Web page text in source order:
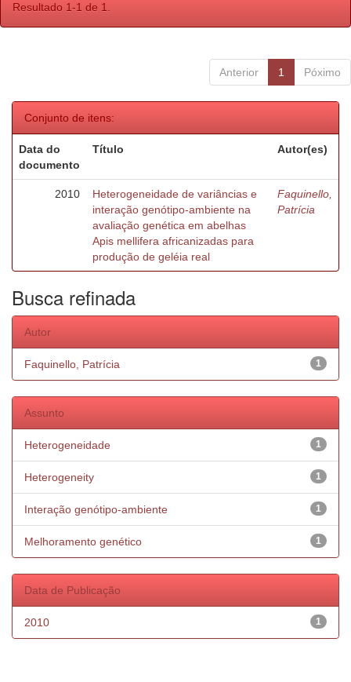
Resultado 1-1 de 1.
Anterior 1 Póximo
Conjunto de itens:
Data do
documento
Título Autor(es)
2010
Heterogeneidade de variâncias e
interação genótipo-ambiente na
avaliação genética em abelhas
Apis mellifera africanizadas para
produção de geléia real
Faquinello,
Patrícia
Busca refinada
Autor
1
Faquinello, Patrícia
Assunto
1
Heterogeneidade
1
Heterogeneity
1
Interação genótipo-ambiente
1
Melhoramento genético
Data de Publicação
1
2010